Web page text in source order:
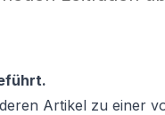
Artikel zu einer